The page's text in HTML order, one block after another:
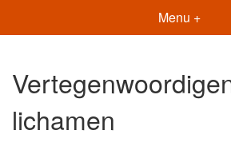
Menu +
lichamen